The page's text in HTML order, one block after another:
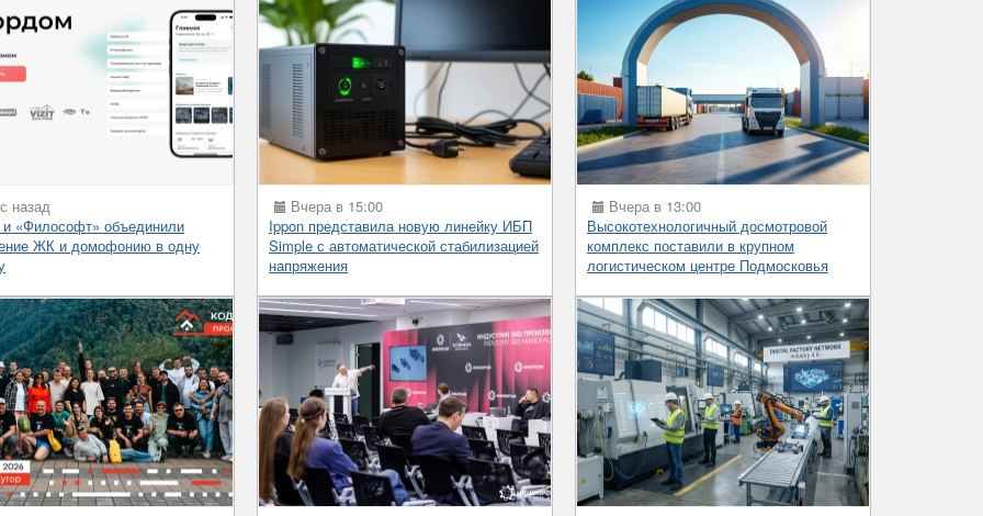
назад
«Философт» объединили
ЖК и домофонию в одну
Вчера в 15:00
Ippon представила новую линейку ИБП
Simple с автоматической стабилизацией
напряжения
Вчера в 13:00
Высокотехнологичный досмотровой
комплекс поставили в крупном
логистическом центре Подмосковья